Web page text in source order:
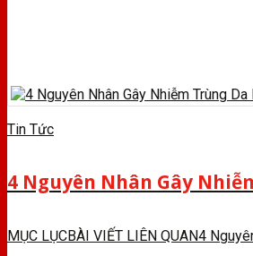
Tin Tức
4 Nguyên Nhân Gây
MỤC LỤCBÀI VIẾT LIÊN QUAN4